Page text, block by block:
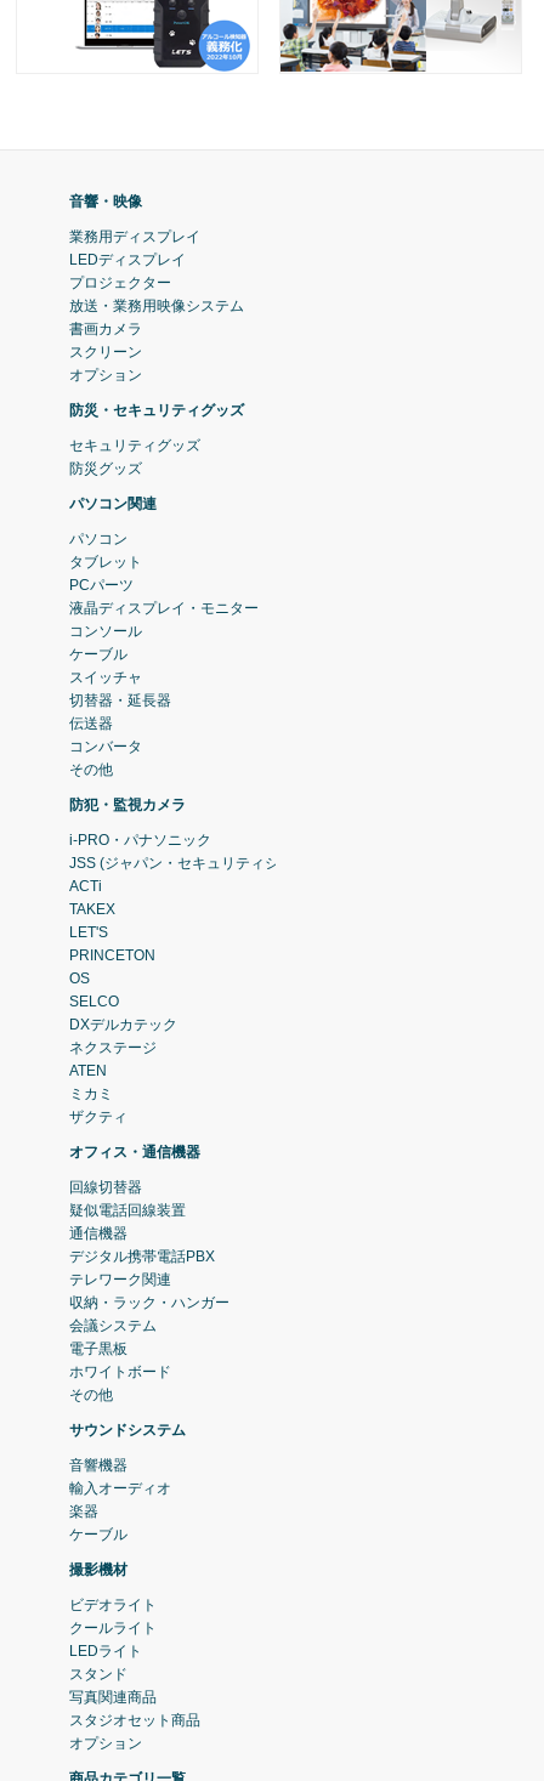
音響・映像
業務用ディスプレイ
LEDディスプレイ
プロジェクター
放送・業務用映像システム
書画カメラ
スクリーン
オプション
防災・セキュリティグッズ
セキュリティグッズ
防災グッズ
パソコン関連
パソコン
タブレット
PCパーツ
液晶ディスプレイ・モニター
コンソール
ケーブル
スイッチャ
切替器・延長器
伝送器
コンバータ
その他
防犯・監視カメラ
i-PRO・パナソニック
JSS (ジャパン・セキュリティシステム)
ACTi
TAKEX
LET'S
PRINCETON
OS
SELCO
DXデルカテック
ネクステージ
ATEN
ミカミ
ザクティ
オフィス・通信機器
回線切替器
疑似電話回線装置
通信機器
デジタル携帯電話PBX
テレワーク関連
収納・ラック・ハンガー
会議システム
電子黒板
ホワイトボード
その他
サウンドシステム
音響機器
輸入オーディオ
楽器
ケーブル
撮影機材
ビデオライト
クールライト
LEDライト
スタンド
写真関連商品
スタジオセット商品
オプション